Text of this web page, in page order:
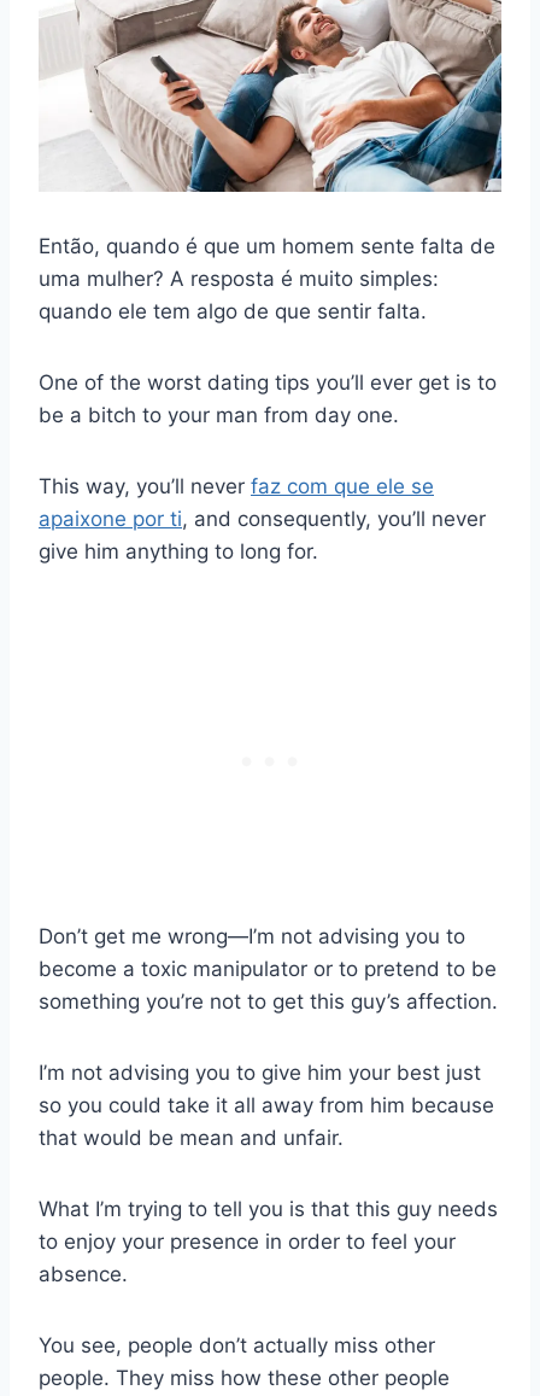
Então, quando é que um homem sente falta de
uma mulher? A resposta é muito simples:
quando ele tem algo de que sentir falta.
One of the worst dating tips you’ll ever get is to
be a bitch to your man from day one.
This way, you’ll never faz com que ele se
apaixone por ti, and consequently, you’ll never
give him anything to long for.
Don’t get me wrong—I’m not advising you to
become a toxic manipulator or to pretend to be
something you’re not to get this guy’s affection.
I’m not advising you to give him your best just
so you could take it all away from him because
that would be mean and unfair.
What I’m trying to tell you is that this guy needs
to enjoy your presence in order to feel your
absence.
You see, people don’t actually miss other
people. They miss how these other people